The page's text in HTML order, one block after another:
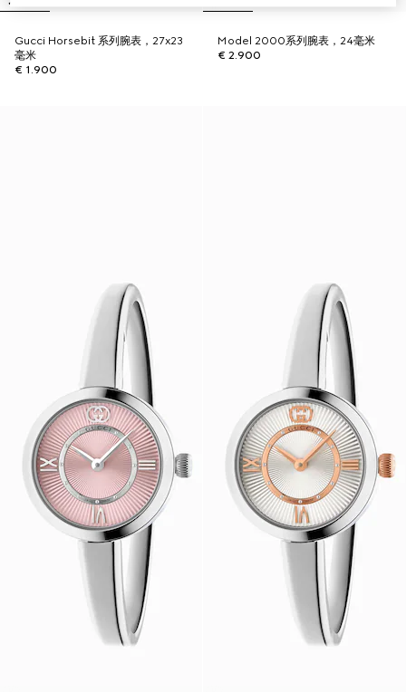
Gucci Horsebit 系列腕表，27x23
毫米
€ 1.900
Model 2000系列腕表，24毫米
€ 2.900